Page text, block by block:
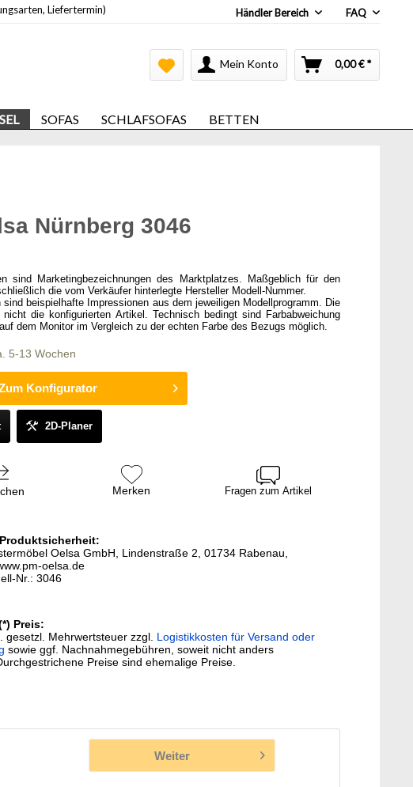
Liefertermin) Händler Bereich FAQ
Mein Konto 0,00 € *
SOFAS SCHLAFSOFAS BETTEN
Nürnberg 3046
sind Marketingbezeichnungen des Marktplatzes. Maßgeblich für den
die vom Verkäufer hinterlegte Hersteller Modell-Nummer.
sind beispielhafte Impressionen aus dem jeweiligen Modellprogramm. Die
die konfigurierten Artikel. Technisch bedingt sind Farbabweichung
dem Monitor im Vergleich zu der echten Farbe des Bezugs möglich.
5-13 Wochen
Konfigurator
2D-Planer
Merken Fragen zum Artikel
Oelsa GmbH, Lindenstraße 2, 01734 Rabenau,
oelsa.de
Nr.: 3046
Preis:
gesetzl. Mehrwertsteuer zzgl. Logistikkosten für Versand oder
sowie ggf. Nachnahmegebühren, soweit nicht anders
Preise sind ehemalige Preise.
Weiter